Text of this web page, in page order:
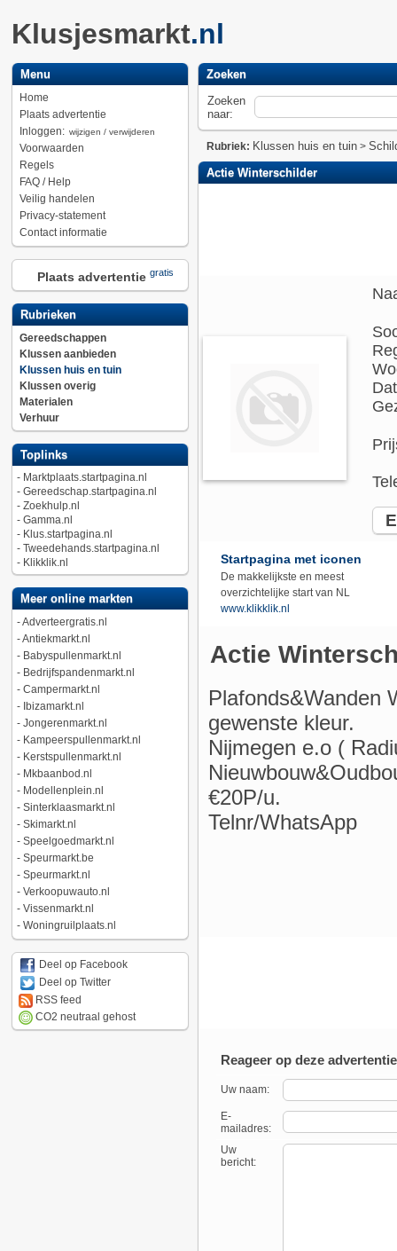
Klusjesmarkt.nl
Menu
Home
Plaats advertentie
Inloggen: wijzigen / verwijderen
Voorwaarden
Regels
FAQ / Help
Veilig handelen
Privacy-statement
Contact informatie
Plaats advertentie gratis
Rubrieken
Gereedschappen
Klussen aanbieden
Klussen huis en tuin
Klussen overig
Materialen
Verhuur
Toplinks
- Marktplaats.startpagina.nl
- Gereedschap.startpagina.nl
- Zoekhulp.nl
- Gamma.nl
- Klus.startpagina.nl
- Tweedehands.startpagina.nl
- Klikklik.nl
Meer online markten
-Adverteergratis.nl
-Antiekmarkt.nl
- Babyspullenmarkt.nl
- Bedrijfspandenmarkt.nl
- Campermarkt.nl
- Ibizamarkt.nl
- Jongerenmarkt.nl
- Kampeerspullenmarkt.nl
- Kerstspullenmarkt.nl
- Mkbaanbod.nl
- Modellenplein.nl
- Sinterklaasmarkt.nl
- Skimarkt.nl
- Speelgoedmarkt.nl
- Speurmarkt.be
- Speurmarkt.nl
- Verkoopuwauto.nl
- Vissenmarkt.nl
- Woningruilplaats.nl
Deel op Facebook
Deel op Twitter
RSS feed
CO2 neutraal gehost
Zoeken
Zoeken
naar:
Rubriek: Klussen huis en tuin>
Actie Winterschilder
Startpagina met iconen
De makkelijkste en meest
overzichtelijke start van NL
www.klikklik.nl
Actie
Plafonds&Wanden
gewenste kleur.
Nijmegen e.o (
€20P/u.
Telnr/WhatsApp
Reageer op deze advertentie
Uw naam:
E-
mailadres:
Uw
bericht: